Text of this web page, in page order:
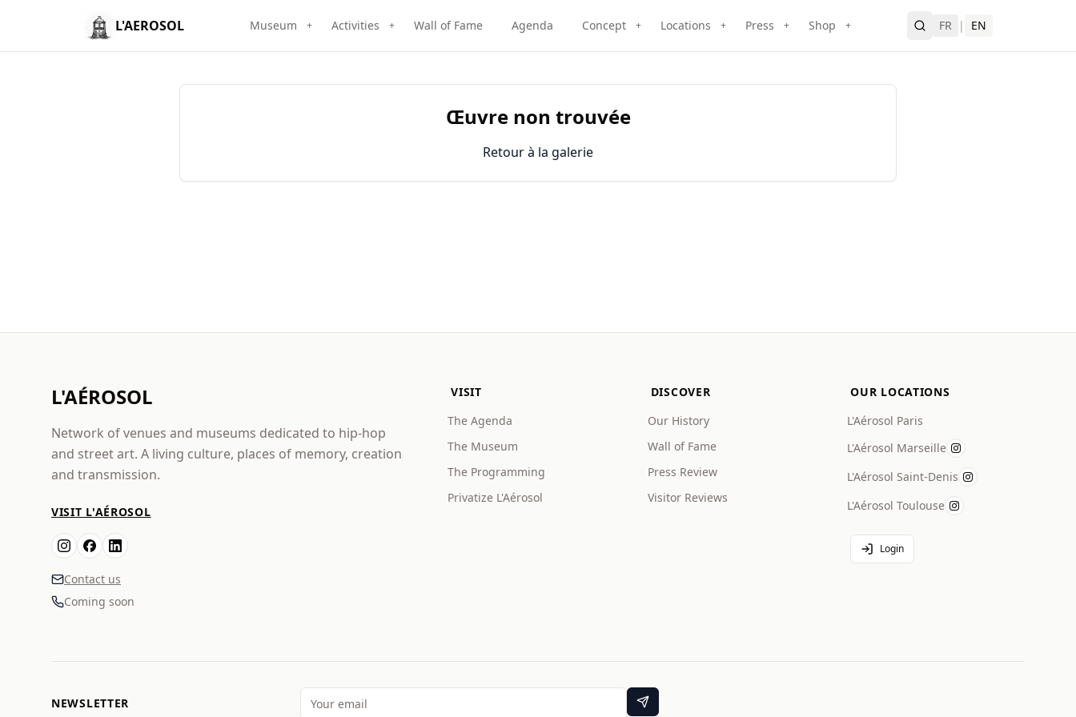
L'AEROSOL Museum + Activities + Wall of Fame Agenda Concept + Locations + Press + Shop + FR | EN
Œuvre non trouvée
Retour à la galerie
L'AÉROSOL
Network of venues and museums dedicated to hip-hop
and street art. A living culture, places of memory, creation
and transmission.
VISIT L'AÉROSOL
Contact us
Coming soon
VISIT
The Agenda
The Museum
The Programming
Privatize L'Aérosol
DISCOVER
Our History
Wall of Fame
Press Review
Visitor Reviews
OUR LOCATIONS
L'Aérosol Paris
L'Aérosol Marseille
L'Aérosol Saint-Denis
L'Aérosol Toulouse
Login
NEWSLETTER